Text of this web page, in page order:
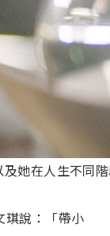
她在人生不同
琪說：「帶小